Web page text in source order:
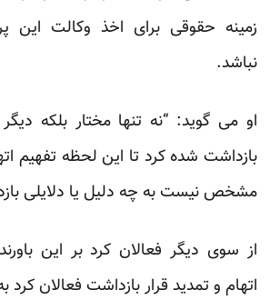
زمینه حقوقی برای اخذ وکالت این
نباشد.
او می گوید: “نه تنها مختار بلکه
بازداشت شده کرد تا این لحظه تفهیم
مشخص نیست به چه دلیل یا دلایلی
از سوی دیگر فعالان کرد بر این
اتهام و تمدید قرار بازداشت فعالان